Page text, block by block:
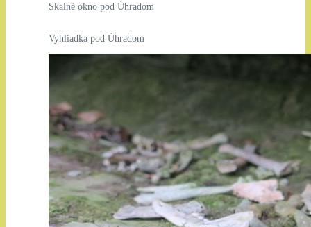
Skalné okno pod Úhradom
Vyhliadka pod Úhradom